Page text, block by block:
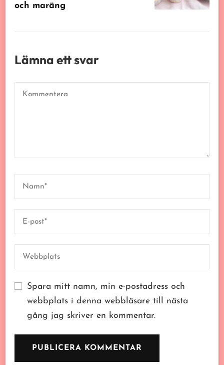
och maräng
Lämna ett svar
Spara mitt namn, min e-postadress och
webbplats i denna webbläsare till nästa
gång jag skriver en kommentar.